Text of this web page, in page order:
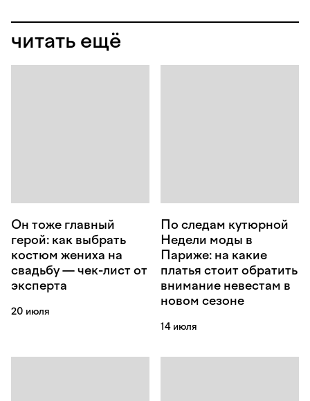
читать ещё
Он тоже главный
герой: как выбрать
костюм жениха на
свадьбу — чек-лист от
эксперта
20 июля
По следам кутюрной
Недели моды в
Париже: на какие
платья стоит обратить
внимание невестам в
новом сезоне
14 июля